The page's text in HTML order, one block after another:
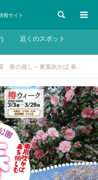
報サイト 検索
近くのスポット
愉しむ～「梅まつり」「椿ウィーク」「さくらまつり」：2026年2月10日～4月12日